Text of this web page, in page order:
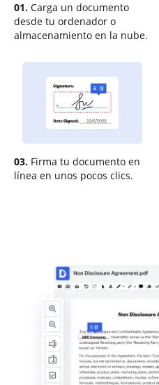
01. Carga un documento
desde tu ordenador o
almacenamiento en la nube.
03. Firma tu documento en
línea en unos pocos clics.